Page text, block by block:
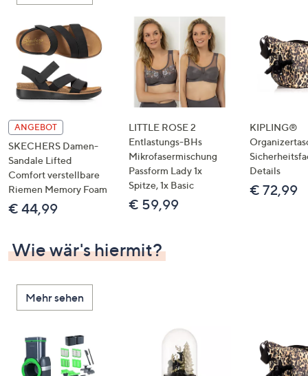
ANGEBOT
SKECHERS Damen-
Sandale Lifted
Comfort verstellbare
Riemen Memory Foam
€ 44,99
LITTLE ROSE 2
Entlastungs-BHs
Mikrofasermischung
Passform Lady 1x
Spitze, 1x Basic
€ 59,99
KIPLING®
Details
€ 72,99
Wie wär's hiermit?
Mehr sehen